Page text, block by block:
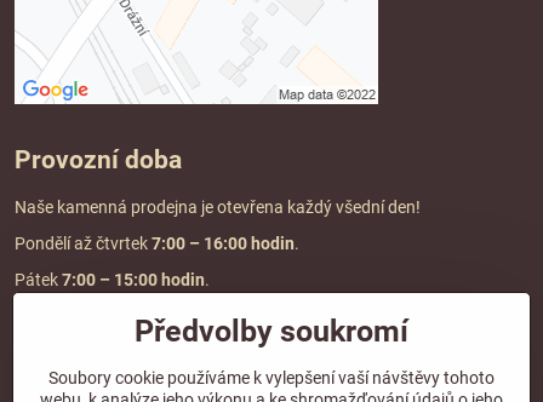
Provozní doba
Naše kamenná prodejna je otevřena každý všední den!
Pondělí až čtvrtek7:00 – 16:00 hodin.
Pátek7:00 – 15:00 hodin.
Doprava a platba
Předvolby soukromí
Soubory cookie používáme k vylepšení vaší návštěvy tohoto